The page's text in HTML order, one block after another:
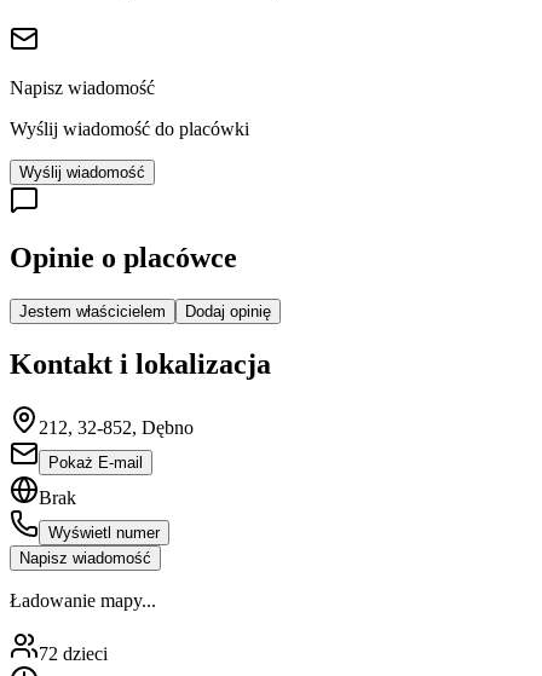
Napisz wiadomość
Wyślij wiadomość do placówki
Wyślij wiadomość
Opinie o placówce
Jestem właścicielem Dodaj opinię
Kontakt i lokalizacja
212, 32-852, Dębno
Pokaż E-mail
Brak
Wyświetl numer
Napisz wiadomość
Ładowanie mapy...
72 dzieci